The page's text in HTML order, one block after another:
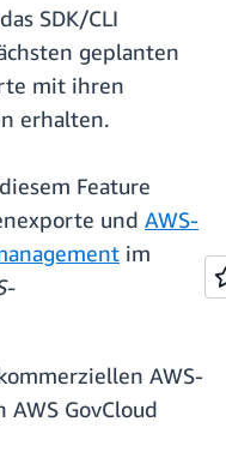
SDK/CLI
geplanten
mit ihren
erhalten.
Feature
und AWS-
im
AWS-
GovCloud